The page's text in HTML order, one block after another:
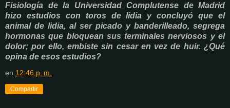
Fisiología de la Universidad Complutense de Madrid
hizo estudios con toros de lidia y concluyó que el
animal de lidia, al ser picado y banderilleado, segrega
hormonas que bloquean sus terminales nerviosos y el
dolor; por ello, embiste sin cesar en vez de huir. ¿Qué
opina de esos estudios?
en 12:46 p. m.
Compartir